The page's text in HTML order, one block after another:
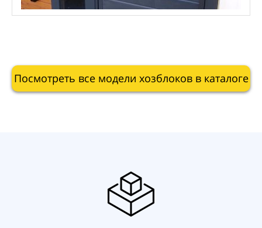
Посмотреть все модели хозблоков в каталоге